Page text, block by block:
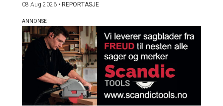
08 Aug 2026 • REPORTASJE